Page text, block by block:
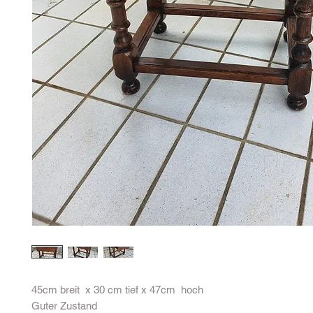
45cm breit  x 30 cm tief x 47cm  hoch
Guter Zustand